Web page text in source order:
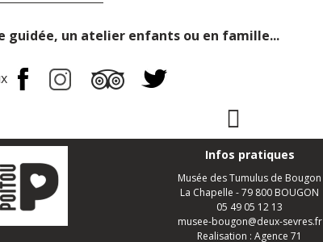
guidée, un atelier enfants ou en famille...
Page Facebook
Infos pratiques
Musée des Tumulus de Bougon
La Chapelle - 79 800 BOUGON
05 49 05 12 13
musee-bougon@deux-sevres.fr
Realisation :Agence 71